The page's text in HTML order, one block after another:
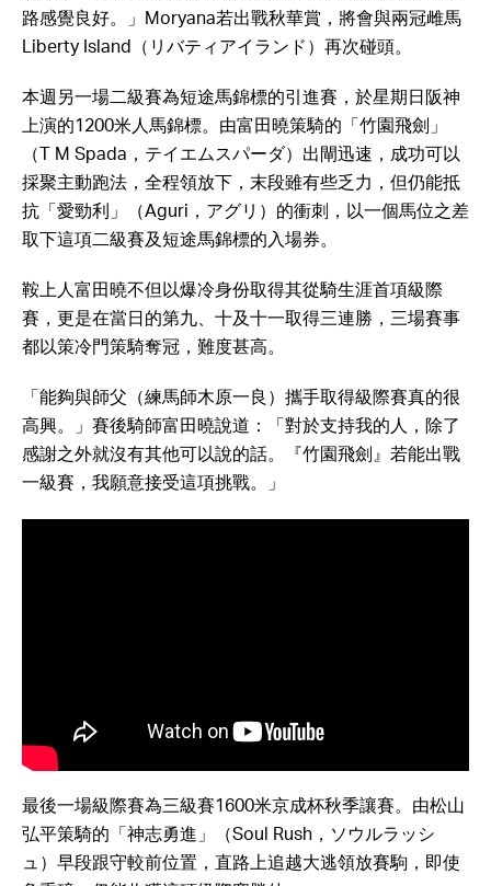
路感覺良好。」Moryana若出戰秋華賞，將會與兩冠雌馬
Liberty Island（リバティアイランド）再次碰頭。
本週另一場二級賽為短途馬錦標的引進賽，於星期日阪神
上演的1200米人馬錦標。由富田曉策騎的「竹園飛劍」
（T M Spada，テイエムスパーダ）出閘迅速，成功可以
採聚主動跑法，全程領放下，末段雖有些乏力，但仍能抵
抗「愛勁利」（Aguri，アグリ）的衝刺，以一個馬位之差
取下這項二級賽及短途馬錦標的入場券。
鞍上人富田曉不但以爆冷身份取得其從騎生涯首項級際
賽，更是在當日的第九、十及十一取得三連勝，三場賽事
都以策冷門策騎奪冠，難度甚高。
「能夠與師父（練馬師木原一良）攜手取得級際賽真的很
高興。」賽後騎師富田曉說道：「對於支持我的人，除了
感謝之外就沒有其他可以說的話。『竹園飛劍』若能出戰
一級賽，我願意接受這項挑戰。」
最後一場級際賽為三級賽1600米京成杯秋季讓賽。由松山
弘平策騎的「神志勇進」（Soul Rush，ソウルラッシ
ュ）早段跟守較前位置，直路上追越大逃領放賽駒，即使